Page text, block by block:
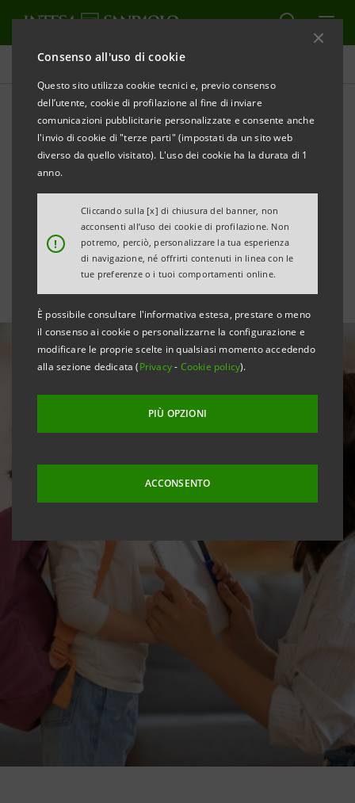
Consenso all'uso di cookie
Questo sito utilizza cookie tecnici e, previo consenso
dell’utente, cookie di profilazione al fine di inviare
comunicazioni pubblicitarie personalizzate e consente anche
l'invio di cookie di "terze parti" (impostati da un sito web
diverso da quello visitato). L'uso dei cookie ha la durata di 1
anno.
!
Cliccando sulla [x] di chiusura del banner, non
acconsenti all’uso dei cookie di profilazione. Non
potremo, perciò, personalizzare la tua esperienza
di navigazione, né offrirti contenuti in linea con le
tue preferenze o i tuoi comportamenti online.
È possibile consultare l'informativa estesa, prestare o meno
il consenso ai cookie o personalizzarne la configurazione e
modificare le proprie scelte in qualsiasi momento accedendo
alla sezione dedicata (Privacy- Cookie policy).
PIÙ OPZIONI
ACCONSENTO
Tutte le news
Inclusione finanziaria:
accordo con Helkin sul
prestito impact “per
Crescere”